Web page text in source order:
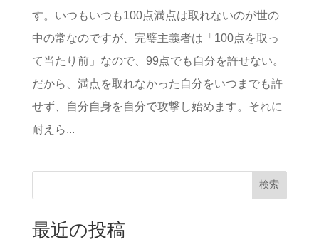
す。いつもいつも100点満点は取れないのが世の
中の常なのですが、完璧主義者は「100点を取っ
て当たり前」なので、99点でも自分を許せない。
だから、満点を取れなかった自分をいつまでも許
せず、自分自身を自分で攻撃し始めます。それに
耐えら...
検索
最近の投稿